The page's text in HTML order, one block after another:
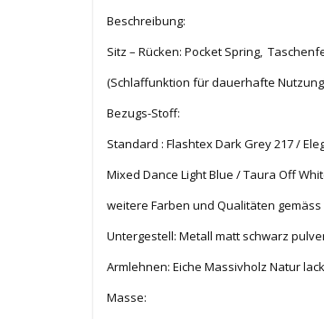
Beschreibung:
Sitz – Rücken: Pocket Spring,
(Schlaffunktion für dauerhafte
Bezugs-Stoff:
Standard : Flashtex Dark Grey 217 /
Mixed Dance Light Blue / Taura Off
weitere Farben und Qualitäten
Untergestell: Metall matt schwarz
Armlehnen: Eiche Massivholz Natur
Masse: